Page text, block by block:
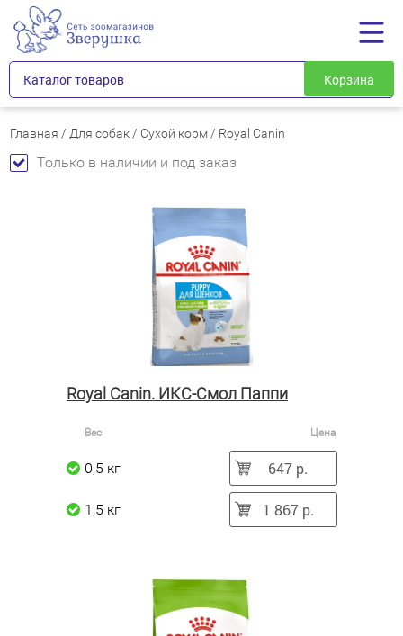
Каталог товаров Корзина
Главная / Для собак / Сухой корм / Royal Canin
Только в наличии и под заказ
Royal Canin. ИКС-Смол Паппи
Вес Цена
0,5 кг 647 р.
1,5 кг 1 867 р.